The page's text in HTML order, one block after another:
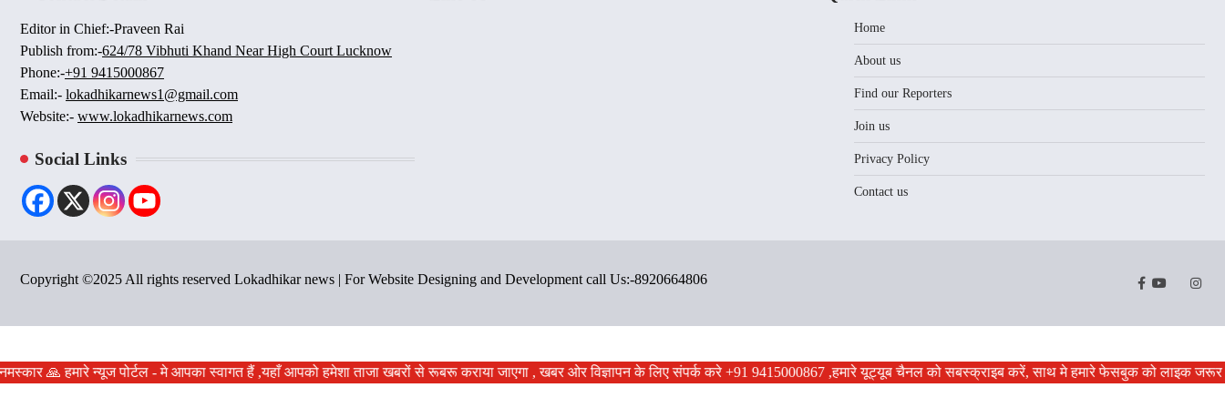
Editor in Chief:-Praveen Rai
Publish from:-624/78 Vibhuti Khand Near High Court Lucknow
Phone:-+91 9415000867
Email:- lokadhikarnews1@gmail.com
Website:- www.lokadhikarnews.com
Social Links
Home
About us
Find our Reporters
Join us
Privacy Policy
Contact us
Copyright ©2025 All rights reserved Lokadhikar news | For Website Designing and Development call Us:-8920664806
Facebook
Youtube
Twitter
🙏 हमारे न्यूज पोर्टल - मे आपका स्वागत हैं ,यहाँ आपको हमेशा ताजा खबरों से रूबरू कराया जाएगा , खबर ओर विज्ञापन के लिए संपर्क करे +91 9415000867 ,हमारे यूट्यूब चैनल को सबस्क्राइब करें, साथ मे हमारे फेसबुक को लाइक